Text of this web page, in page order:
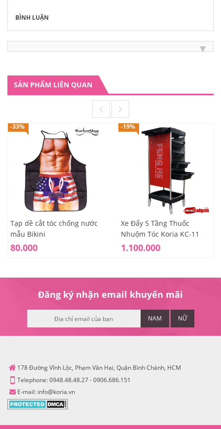
BÌNH LUẬN
SẢN PHẨM LIÊN QUAN
-33%
Tạp dề cắt tóc chống nước
mẫu Bikini
80.000
-19%
Xe Đẩy 5 Tầng Thuốc
Nhuộm Tóc Koria KC-11
1.100.000
Đăng ký nhận email khuyến mãi
NAM NỮ
178 Đường Vĩnh Lộc, Phạm Văn Hai, Quận Bình Chánh, HCM
Telephone:0948.48.48.27-0906.686.151
E-mail: info@koria.vn